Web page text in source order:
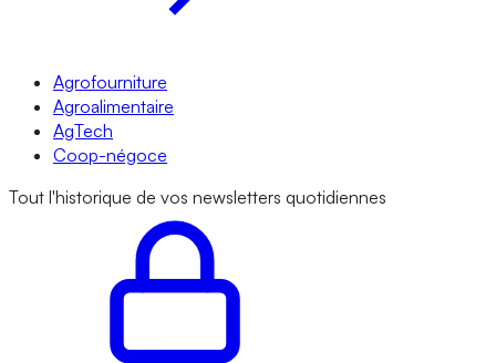
Agrofourniture
Agroalimentaire
AgTech
Coop-négoce
Tout l'historique de vos newsletters quotidiennes